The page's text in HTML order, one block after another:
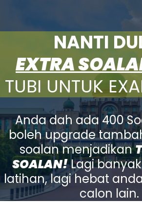
NANTI
EXTRA
TUBI UNTUK
Anda dah ada 400
boleh upgrade
soalan menjadikan
SOALAN!Lagi
latihan, lagi hebat
calon lain.